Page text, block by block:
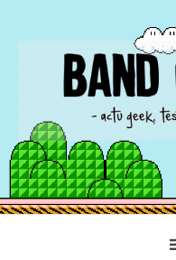
BAND OF
Actu Geek d'hier et